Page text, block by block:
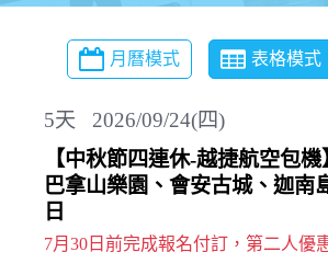
月曆模式 表格模式
2026/09/24(四)
5天
【中秋節四連休-越捷航空包
巴拿山樂園、會安古城、迦南
日
7月30日前完成報名付訂，第二人優